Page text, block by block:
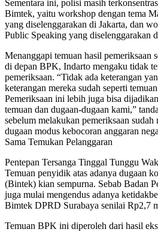
Sementara ini, polisi masih
Bimtek, yaitu workshop dengan tema
yang diselenggarakan di Jakarta, dan
Public Speaking yang diselenggarakan
Menanggapi temuan hasil pemeriksaan
di depan BPK, Indarto mengaku tidak
pemeriksaan. “Tidak ada keterangan
keterangan mereka sudah seperti
Pemeriksaan ini lebih juga bisa
temuan dan dugaan-dugaan kami,”
sebelum melakukan pemeriksaan
dugaan modus kebocoran anggaran
Sama Temukan Pelanggaran
Pentepan Tersanga Tinggal Tunggu
Temuan penyidik atas adanya dugaan
(Bintek) kian sempurna. Sebab Badan
juga mulai mengendus adanya
Bimtek DPRD Surabaya senilai Rp2,7
Temuan BPK ini diperoleh dari hasil